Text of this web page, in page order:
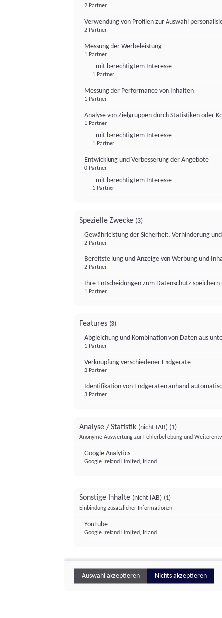
2 Partner
Verwendung von Profilen zur Auswahl
2 Partner
Messung der Werbeleistung
1 Partner
- mit berechtigtem Interesse
1 Partner
Messung der Performance von Inhalten
1 Partner
Analyse von Zielgruppen durch Statistiken oder
1 Partner
- mit berechtigtem Interesse
1 Partner
Entwicklung und Verbesserung der Angebote
0 Partner
- mit berechtigtem Interesse
1 Partner
Spezielle Zwecke (3)
Gewährleistung der Sicherheit, Verhinderung
2 Partner
Bereitstellung und Anzeige von Werbung und
2 Partner
Ihre Entscheidungen zum Datenschutz
1 Partner
Features (3)
Abgleichung und Kombination von Daten aus
1 Partner
Verknüpfung verschiedener Endgeräte
2 Partner
Identifikation von Endgeräten anhand
3 Partner
Analyse / Statistik (nicht IAB) (1)
Anonyme Auswertung zur Fehlerbehebung und
Google Analytics
Google Ireland Limited, Irland
Sonstige Inhalte (nicht IAB) (1)
Einbindung zusätzlicher Informationen
YouTube
Google Ireland Limited, Irland
Auswahl akzeptieren Nichts akzeptieren